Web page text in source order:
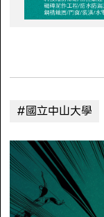
#國立中山大學